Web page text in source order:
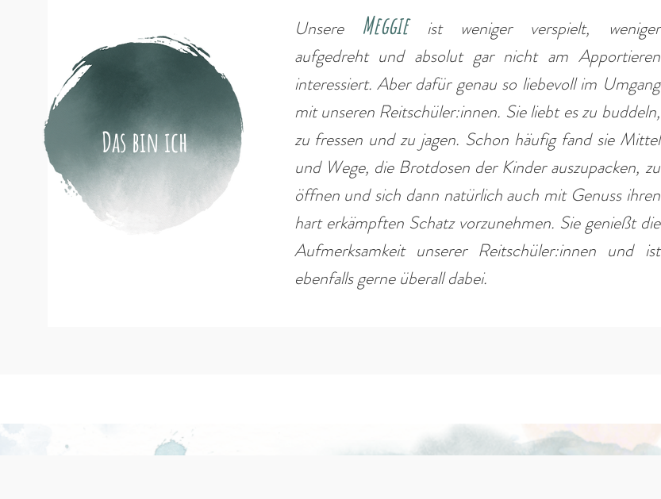
Das bin ich
Unsere Meggieist weniger verspielt, weniger
aufgedreht und absolut gar nicht am Apportieren
interessiert. Aber dafür genau so liebevoll im Umgang
mit unseren Reitschüler:innen. Sie liebt es zu buddeln,
zu fressen und zu jagen. Schon häufig fand sie Mittel
und Wege, die Brotdosen der Kinder auszupacken, zu
öffnen und sich dann natürlich auch mit Genuss ihren
hart erkämpften Schatz vorzunehmen. Sie genießt die
Aufmerksamkeit unserer Reitschüler:innen und ist
ebenfalls gerne überall dabei.